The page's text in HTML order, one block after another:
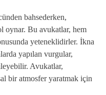
bahsederken,
oynar. Bu avukatlar, hem
yeteneklidirler. İkna
yapılan vurgular,
Avukatlar,
bir atmosfer yaratmak için